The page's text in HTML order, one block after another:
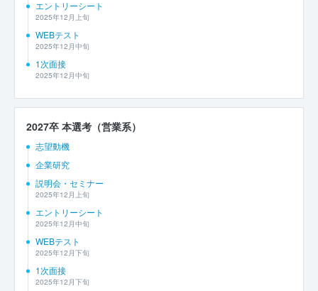
エントリーシート
2025年12月上旬
WEBテスト
2025年12月中旬
1次面接
2025年12月中旬
2027卒 本選考（営業系）
志望動機
企業研究
説明会・セミナー
2025年12月上旬
エントリーシート
2025年12月中旬
WEBテスト
2025年12月下旬
1次面接
2025年12月下旬